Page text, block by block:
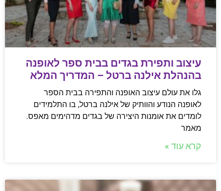
עיצוב ותפירת בגדים בבית ספר לאופנה
בהנהלת אילנה ברטל – המדריך המלא
גלו את עולם עיצוב האופנה והתפירה בבית הספר
לאופנה הנודע והוותיק של אילנה ברטל, בו התלמידים
לומדים את אומנות היצירה של בגדים מדהימים מאפס.
מאמר
קרא עוד »